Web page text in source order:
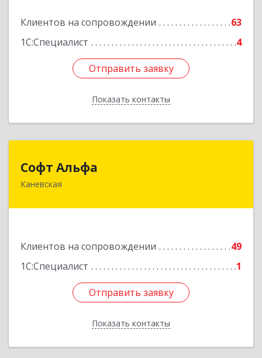
Клиентов на сопровождении
63
1С:Специалист
4
Отправить заявку
Показать контакты
Отправить заявку
Назад
Софт Альфа
Каневская
Клиентов на сопровождении
49
1С:Специалист
1
Отправить заявку
Показать контакты
353730, Краснодарский край, Каневской р-н,
Отправить заявку
Назад